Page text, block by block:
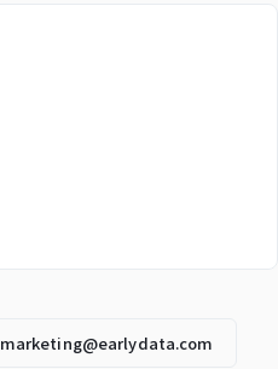
marketing@earlydata.com